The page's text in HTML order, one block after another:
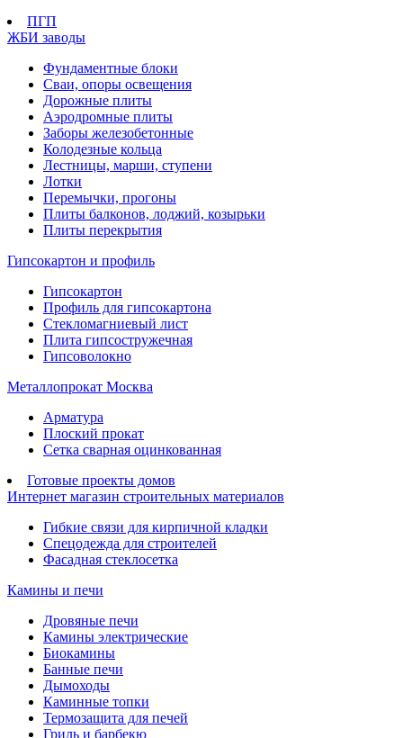
ПГП
ЖБИ заводы
Фундаментные блоки
Сваи, опоры освещения
Дорожные плиты
Аэродромные плиты
Заборы железобетонные
Колодезные кольца
Лестницы, марши, ступени
Лотки
Перемычки, прогоны
Плиты балконов, лоджий, козырьки
Плиты перекрытия
Гипсокартон и профиль
Гипсокартон
Профиль для гипсокартона
Стекломагниевый лист
Плита гипсостружечная
Гипсоволокно
Металлопрокат Москва
Арматура
Плоский прокат
Сетка сварная оцинкованная
Готовые проекты домов
Интернет магазин строительных материалов
Гибкие связи для кирпичной кладки
Спецодежда для строителей
Фасадная стеклосетка
Камины и печи
Дровяные печи
Камины электрические
Биокамины
Банные печи
Дымоходы
Каминные топки
Термозащита для печей
Гриль и барбекю